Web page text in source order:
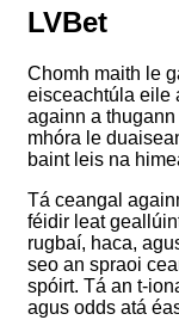
LVBet
Chomh maith le
eisceachtúla eile
againn a
mhóra le
baint leis na
Tá ceangal
féidir leat
rugbaí, haca,
seo an spraoi
spóirt. Tá an t-
agus odds atá